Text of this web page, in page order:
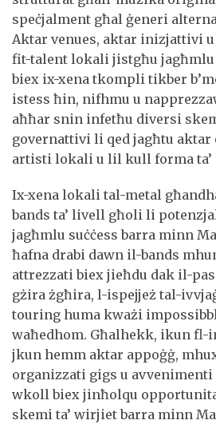
speċjalment għal ġeneri
Aktar venues, aktar inizjattivi
fit-talent lokali jistgħu
biex ix-xena tkompli tikber
istess ħin, nifhmu u
aħħar snin infetħu diversi
governattivi li qed jagħtu
artisti lokali u lil kull forma ta’
Ix-xena lokali tal-metal
bands ta’ livell għoli li
jagħmlu suċċess barra minn
ħafna drabi dawn il-bands
attrezzati biex jieħdu dak il-
gżira żgħira, l-ispejjeż tal-
touring huma kważi
waħedhom. Għalhekk, ikun fl-
jkun hemm aktar appoġġ,
organizzati gigs u
wkoll biex jinħolqu
skemi ta’ wirjiet barra minn